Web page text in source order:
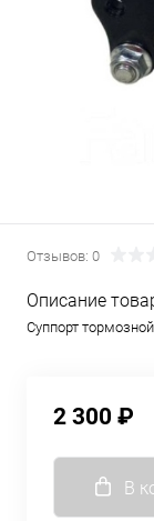
Отзывов: 0
Описание
Суппорт
2 300 ₽
В